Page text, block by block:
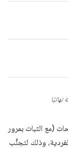
(مع الثبات بمرور
وذلك لتجنُّب